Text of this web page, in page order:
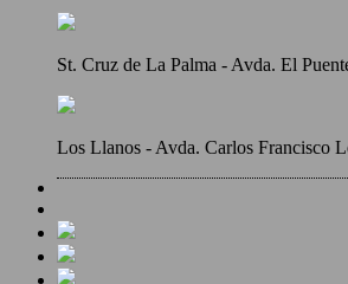
St. Cruz de La Palma - Avda. El
Los Llanos - Avda. Carlos Francisco